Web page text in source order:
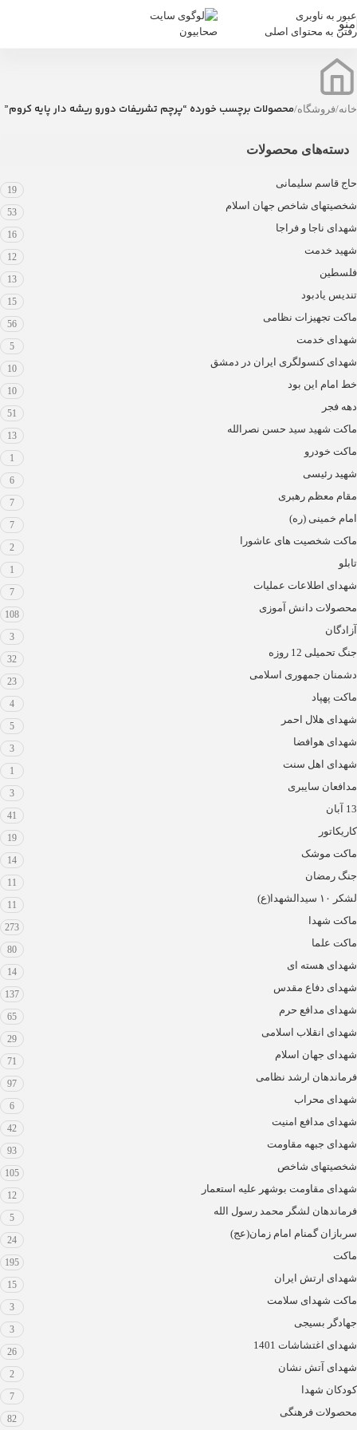
عبور به ناوبری
رفتن به محتوای اصلی
منو
خانه/فروشگاه/محصولات برچسب خورده “پرچم تشریفات دورو ریشه دار پایه کروم”
دسته‌های محصولات
حاج قاسم سلیمانی
19
شخصیتهای شاخص جهان اسلام
53
شهدای ناجا و فراجا
16
شهید خدمت
12
فلسطین
13
تندیس یادبود
15
ماکت تجهیزات نظامی
56
شهدای خدمت
5
شهدای کنسولگری ایران در دمشق
10
خط امام این بود
10
دهه فجر
51
ماکت شهید سید حسن نصرالله
13
ماکت خودرو
1
شهید رئیسی
6
مقام معظم رهبری
7
امام خمینی (ره)
7
ماکت شخصیت های عاشورا
2
تابلو
1
شهدای اطلاعات عملیات
7
محصولات دانش آموزی
108
آزادگان
3
جنگ تحمیلی 12 روزه
32
دشمنان جمهوری اسلامی
23
ماکت پهپاد
4
شهدای هلال احمر
5
شهدای هوافضا
3
شهدای اهل سنت
1
مدافعان سایبری
3
13 آبان
41
کاریکاتور
19
ماکت موشک
14
جنگ رمضان
11
لشکر ۱۰ سیدالشهدا(ع)
11
ماکت شهدا
273
ماکت علما
80
شهدای هسته ای
14
شهدای دفاع مقدس
137
شهدای مدافع حرم
65
شهدای انقلاب اسلامی
29
شهدای جهان اسلام
71
فرماندهان ارشد نظامی
97
شهدای محراب
6
شهدای مدافع امنیت
42
شهدای جبهه مقاومت
93
شخصیتهای شاخص
105
شهدای مقاومت بوشهر علیه استعمار
12
فرماندهان لشگر محمد رسول الله
5
سربازان گمنام امام زمان(عج)
24
ماکت
195
شهدای ارتش ایران
15
ماکت شهدای سلامت
3
جهادگر بسیجی
3
شهدای اغتشاشات 1401
26
شهدای آتش نشان
2
کودکان شهدا
7
محصولات فرهنگی
82